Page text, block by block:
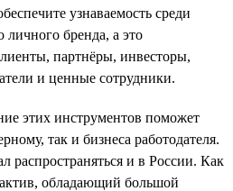
узнаваемость среди
личного бренда, а это
партнёры, инвесторы,
и ценные сотрудники.
этих инструментов поможет
так и бизнеса работодателя.
распространяться и в России. Как
обладающий большой